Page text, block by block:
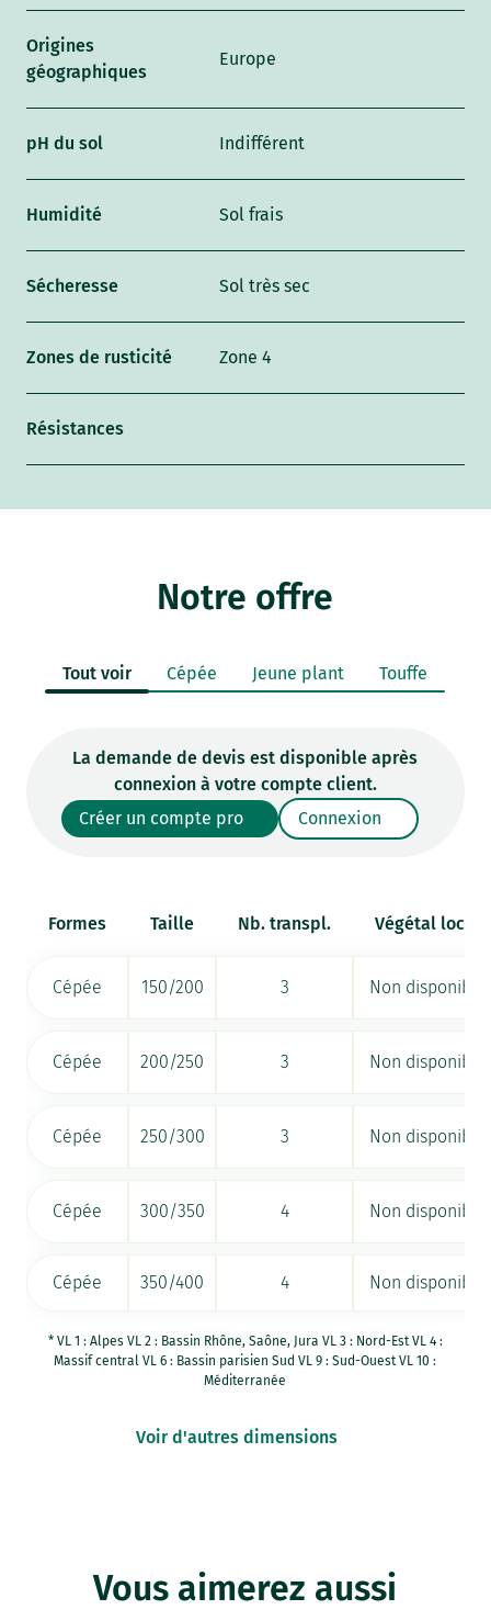
Origines
géographiques
Europe
pH du sol Indifférent
Humidité Sol frais
Sécheresse Sol très sec
Zones de rusticité Zone 4
Résistances
Notre offre
Tout voir Cépée Jeune plant Touffe
La demande de devis est disponible après
connexion à votre compte client.
Créer un compte pro
Connexion
Formes Taille Nb. transpl. Végétal local
Cépée 150/200 3 Non disponible
Cépée 200/250 3 Non disponible
Cépée 250/300 3 Non disponible
Cépée 300/350 4 Non disponible
Cépée 350/400 4 Non disponible
* VL 1 : Alpes VL 2 : Bassin Rhône, Saône, Jura VL 3 : Nord-Est VL 4 :
Massif central VL 6 : Bassin parisien Sud VL 9 : Sud-Ouest VL 10 :
Méditerranée
Voir d'autres dimensions
Vous aimerez aussi